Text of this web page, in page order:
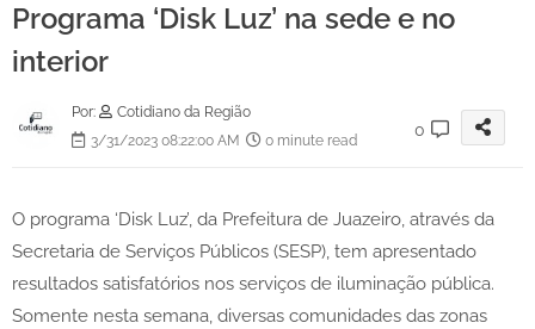
Programa ‘Disk Luz’ na sede e no
interior
Por:
Cotidiano da Região
3/31/2023 08:22:00 AM
0 minute read
0
O programa ‘Disk Luz’, da Prefeitura de Juazeiro, através da
Secretaria de Serviços Públicos (SESP), tem apresentado
resultados satisfatórios nos serviços de iluminação pública.
Somente nesta semana, diversas comunidades das zonas